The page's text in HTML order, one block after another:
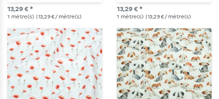
Bonbons » Ecru pastel
13,29 € *
1 mètre(s) | 13,29 € / mètre(s)
imprimé par impression
numérique
13,29 € *
1 mètre(s) | 13,29 € / mètre(s)